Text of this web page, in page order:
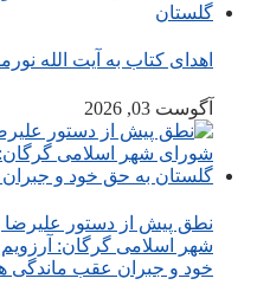
اهدای کتاب به آیت الله
آگوست 03, 2026
نطق پیش از دستور
شهر اسلامی گرگان:
خود و جبران عقب ماندگی